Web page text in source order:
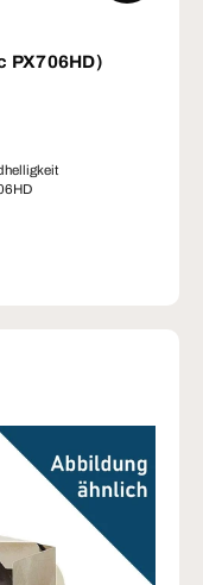
PX706HD)